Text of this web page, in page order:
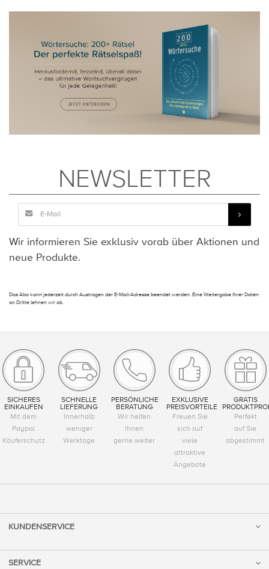
NEWSLETTER
Wir informieren Sie exklusiv vorab über Aktionen und
neue Produkte.
Das Abo kann jederzeit durch Austragen der E-Mail-Adresse beendet werden. Eine Weitergabe Ihrer Daten
an Dritte lehnen wir ab.
SICHERES
EINKAUFEN
Mit dem
Paypal
Käuferschutz
SCHNELLE
LIEFERUNG
Innerhalb
weniger
Werktage
PERSÖNLICHE
BERATUNG
Wir helfen
Ihnen
gerne weiter
EXKLUSIVE
PREISVORTEILE
Freuen Sie
sich auf
viele
attraktive
Angebote
GRATIS
Perfekt
auf Sie
abgestimmt
KUNDENSERVICE
SERVICE